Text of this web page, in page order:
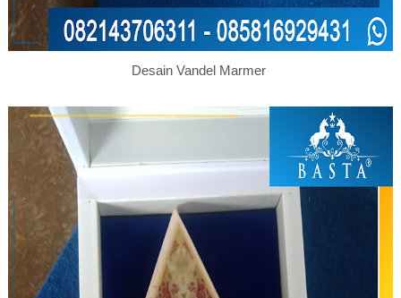
Desain Vandel Marmer